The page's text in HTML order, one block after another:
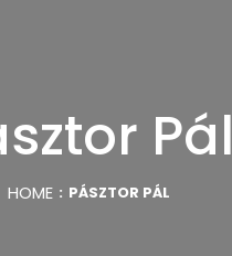
Pál
HOME PÁSZTOR PÁL